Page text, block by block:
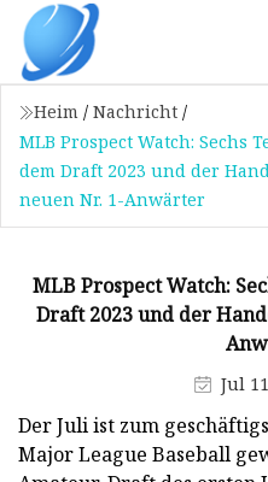
Heim / Nachricht /
MLB Prospect Watch: Sechs
dem Draft 2023 und der
neuen Nr. 1-Anwärter
MLB Prospect Watch:
Draft 2023 und der
Jul
Der Juli ist zum
Major League Baseball